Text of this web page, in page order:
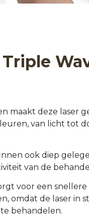
maakt deze laser
van licht tot
ook diep
van de
voor een
omdat de laser in
behandelen.